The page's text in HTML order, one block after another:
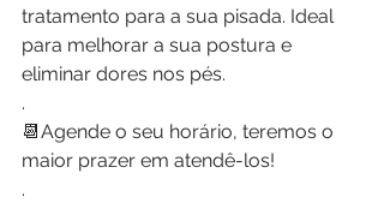
tratamento para a sua pisada. Ideal
para melhorar a sua postura e
eliminar dores nos pés.
.
📆Agende o seu horário, teremos o
maior prazer em atendê-los!
.